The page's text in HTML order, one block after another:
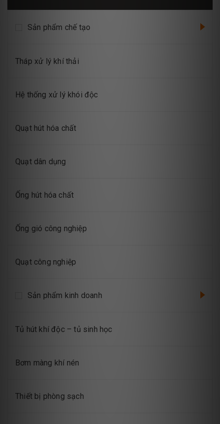
Sản phẩm chế tạo
Tháp xử lý khí thải
Hệ thống xử lý khói độc
Quạt hút hóa chất
Quạt dân dụng
Ống hút hóa chất
Ống gió công nghiệp
Quạt công nghiệp
Sản phẩm kinh doanh
Tủ hút khí độc – tủ sinh học
Bơm màng khí nén
Thiết bị phòng sạch